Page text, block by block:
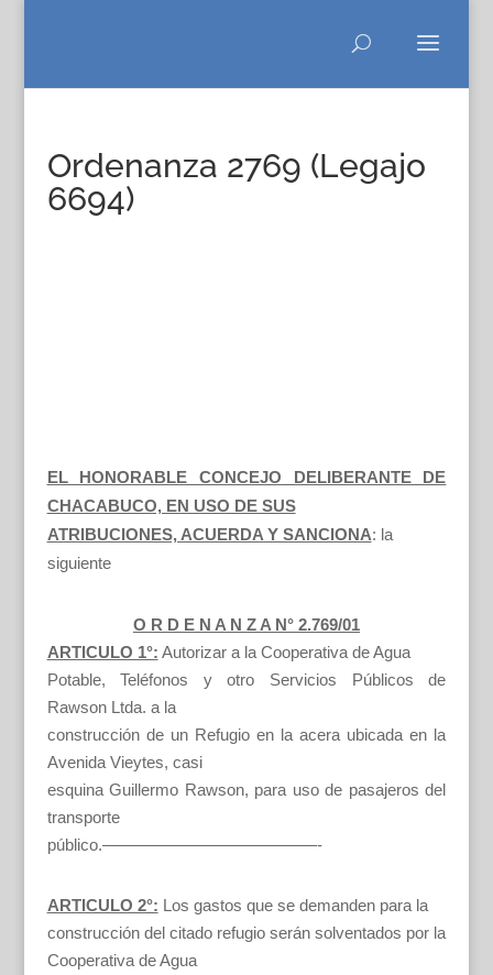
Ordenanza 2769 (Legajo
6694)
EL HONORABLE CONCEJO DELIBERANTE DE
CHACABUCO, EN USO DE SUS
ATRIBUCIONES, ACUERDA Y SANCIONA: la
siguiente
O R D E N A N Z A N° 2.769/01
ARTICULO 1°: Autorizar a la Cooperativa de Agua
Potable, Teléfonos y otro Servicios Públicos de
Rawson Ltda. a la
construcción de un Refugio en la acera ubicada en la
Avenida Vieytes, casi
esquina Guillermo Rawson, para uso de pasajeros del
transporte
público.—————————————-
ARTICULO 2°: Los gastos que se demanden para la
construcción del citado refugio serán solventados por la
Cooperativa de Agua